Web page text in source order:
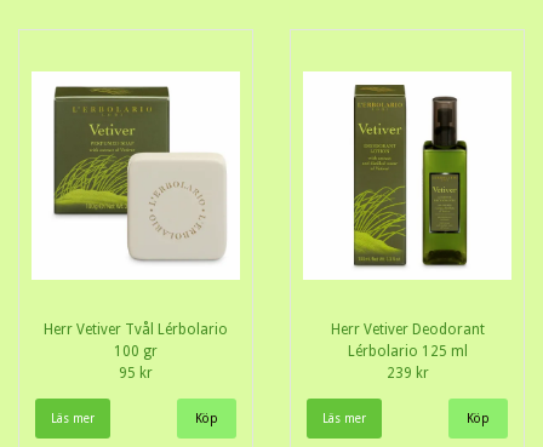
Herr Vetiver Tvål Lérbolario
100 gr
95 kr
Läs mer
Herr Vetiver Deodorant
Lérbolario 125 ml
239 kr
Läs mer